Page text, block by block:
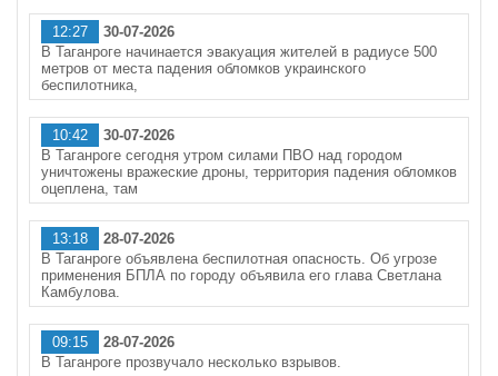
12:27
30-07-2026
В Таганроге начинается эвакуация жителей в радиусе 500
метров от места падения обломков украинского
беспилотника,
10:42
30-07-2026
В Таганроге сегодня утром силами ПВО над городом
уничтожены вражеские дроны, территория падения обломков
оцеплена, там
13:18
28-07-2026
В Таганроге объявлена беспилотная опасность. Об угрозе
применения БПЛА по городу объявила его глава Светлана
Камбулова.
09:15
28-07-2026
В Таганроге прозвучало несколько взрывов.